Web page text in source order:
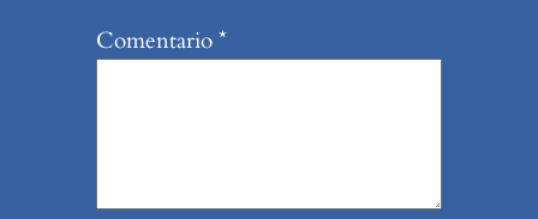
Comentario*